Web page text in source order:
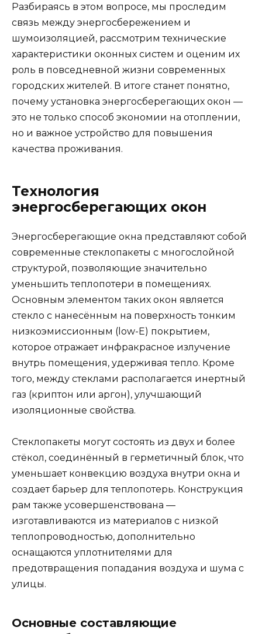
Разбираясь в этом вопросе, мы проследим
связь между энергосбережением и
шумоизоляцией, рассмотрим технические
характеристики оконных систем и оценим их
роль в повседневной жизни современных
городских жителей. В итоге станет понятно,
почему установка энергосберегающих окон —
это не только способ экономии на отоплении,
но и важное устройство для повышения
качества проживания.
Технология
энергосберегающих окон
Энергосберегающие окна представляют собой
современные стеклопакеты с многослойной
структурой, позволяющие значительно
уменьшить теплопотери в помещениях.
Основным элементом таких окон является
стекло с нанесённым на поверхность тонким
низкоэмиссионным (low-E) покрытием,
которое отражает инфракрасное излучение
внутрь помещения, удерживая тепло. Кроме
того, между стеклами располагается инертный
газ (криптон или аргон), улучшающий
изоляционные свойства.
Стеклопакеты могут состоять из двух и более
стёкол, соединённый в герметичный блок, что
уменьшает конвекцию воздуха внутри окна и
создает барьер для теплопотерь. Конструкция
рам также усовершенствована —
изготавливаются из материалов с низкой
теплопроводностью, дополнительно
оснащаются уплотнителями для
предотвращения попадания воздуха и шума с
улицы.
Основные составляющие